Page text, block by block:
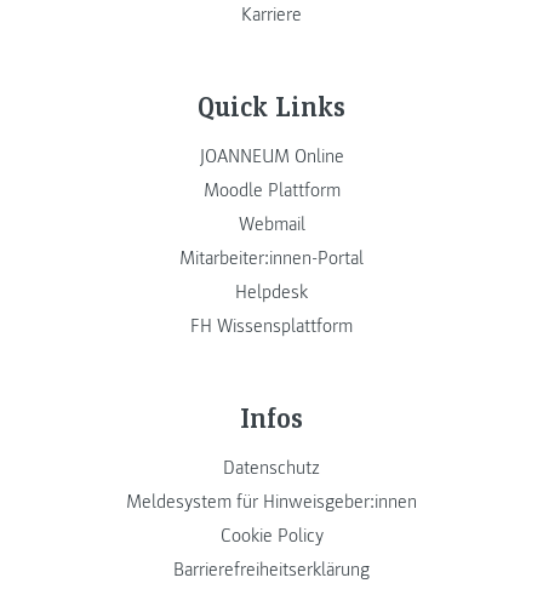
Karriere
Quick Links
JOANNEUM Online
Moodle Plattform
Webmail
Mitarbeiter:innen-Portal
Helpdesk
FH Wissensplattform
Infos
Datenschutz
Meldesystem für Hinweisgeber:innen
Cookie Policy
Barrierefreiheitserklärung